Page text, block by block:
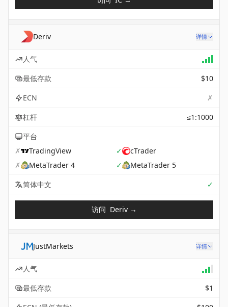
Deriv 详情
人气
最低存款
$10
ECN
✗
杠杆
≤1:1000
平台
✗
TradingView ✓
cTrader
✗
MetaTrader 4 ✓
MetaTrader 5
简体中文
✓
访问 Deriv→
JustMarkets 详情
人气
最低存款
$1